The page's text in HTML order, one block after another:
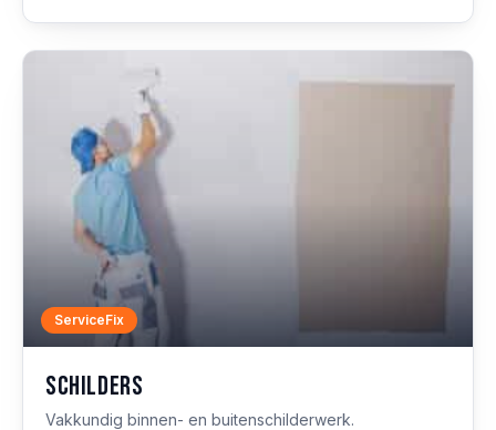
ServiceFix
Schilders
Vakkundig binnen- en buitenschilderwerk.